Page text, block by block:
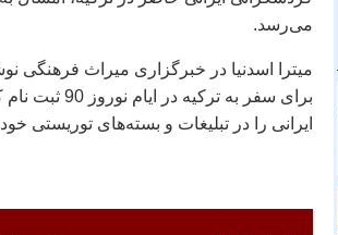
می‌رسد.
میترا اسدنیا در خبرگزاری میراث فرهنگی
برای سفر به
ایرانی را در تبلیغات و بسته‌های توریستی